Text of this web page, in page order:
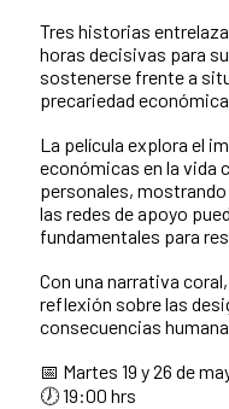
Tres historias
horas decisivas para
sostenerse frente a
precariedad
La película explora el
económicas en la vida
personales,
las redes de apoyo
fundamentales para
Con una narrativa coral,
reflexión sobre las
consecuencias
📅 Martes 19 y 26 de
🕖 19:00 hrs